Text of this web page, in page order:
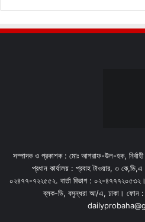
সম্পাদক ও প্রকাশক : মোঃ আশরাফ-উল-হক,
প্রধান কার্যালয় : প্রবাহ টাওয়ার, ৩
০২৪৭৭-৭২২৫৫২. বার্তা বিভাগ : ০২-
ব্লক-ডি, বসুন্ধরা আ/এ, ঢাকা।